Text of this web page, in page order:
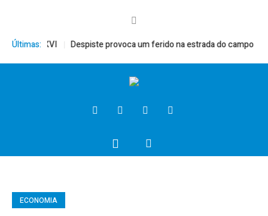
Últimas:
XVI Despiste provoca um ferido na estrada do campo
ECONOMIA